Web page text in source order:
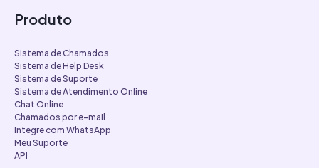
Produto
Sistema de Chamados
Sistema de Help Desk
Sistema de Suporte
Sistema de Atendimento Online
Chat Online
Chamados por e-mail
Integre com WhatsApp
Meu Suporte
API